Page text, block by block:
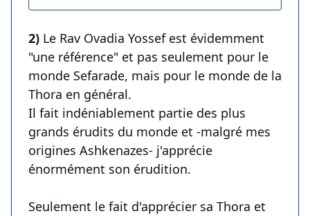
2) Le Rav Ovadia Yossef est évidemment
"une référence" et pas seulement pour le
monde Sefarade, mais pour le monde de la
Thora en général.
Il fait indéniablement partie des plus
grands érudits du monde et -malgré mes
origines Ashkenazes- j'apprécie
énormément son érudition.
Seulement le fait d'apprécier sa Thora et